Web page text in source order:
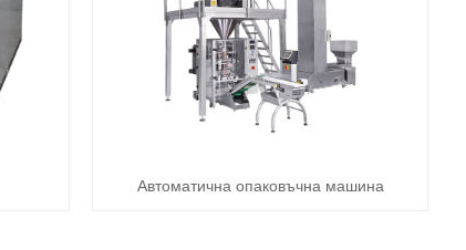
Автоматична опаковъчна машина